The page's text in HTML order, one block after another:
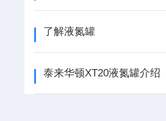
了解液氮罐
泰来华顿XT20液氮罐介绍